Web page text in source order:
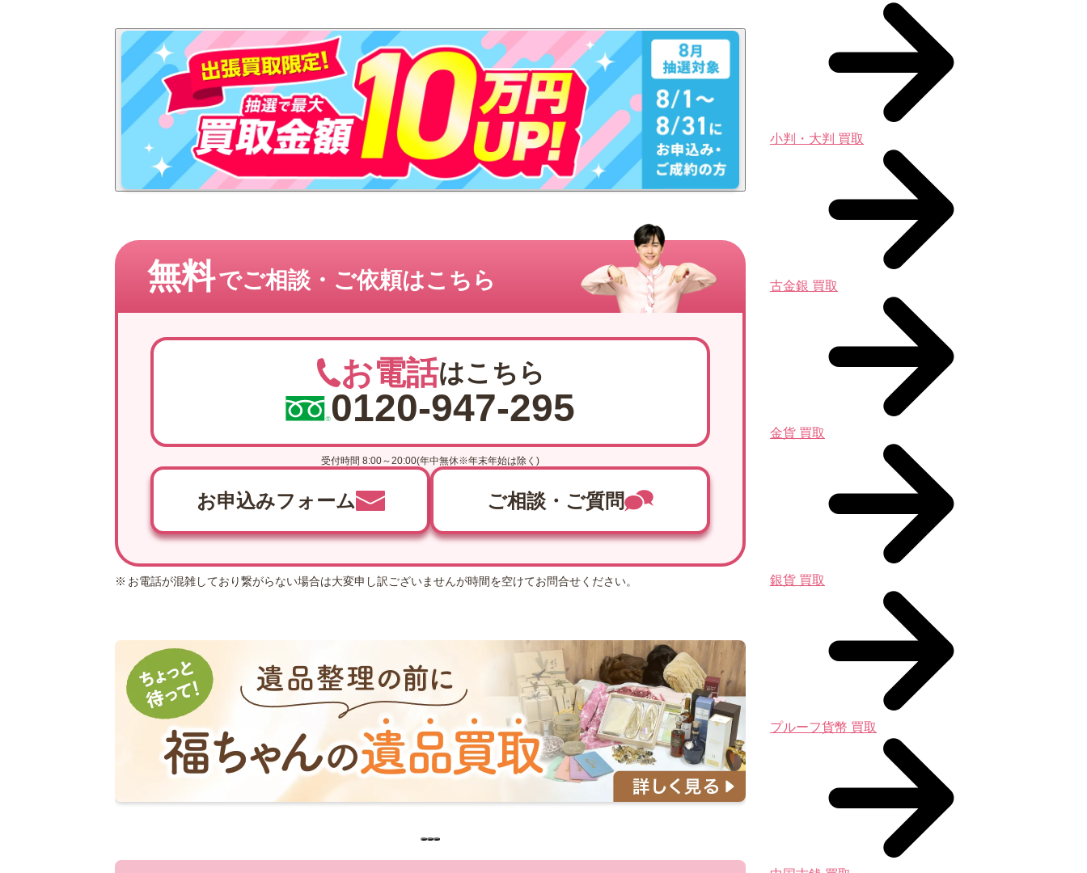
無料でご相談・ ご依頼はこちら
お電話はこちら
0120-947-295
受付時間 8:00～20:00(年中無休※年末年始は除く)
お申込みフォーム ご相談・ご質問
お電話が混雑しており繋がらない場合は大変申し訳ございませんが時間を空けてお問合せください。
小判・大判 買取
古金銀 買取
金貨 買取
銀貨 買取
プルーフ貨幣 買取